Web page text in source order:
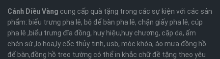
Cánh Diều Vàng cung cấp quà tặng trong các sự kiện với các sản
phẩm: biểu trưng pha lê, bộ để bàn pha lê, chặn giấy pha lê, cúp
pha lê ,biểu trưng đĩa đồng, huy hiệu,huy chương, cặp da, ấm
chén sứ ,lọ hoa,ly cốc thủy tinh, usb, móc khóa, áo mưa đồng hồ
để bàn,đồng hồ treo tường có thể in khắc chữ đề tặng theo yêu